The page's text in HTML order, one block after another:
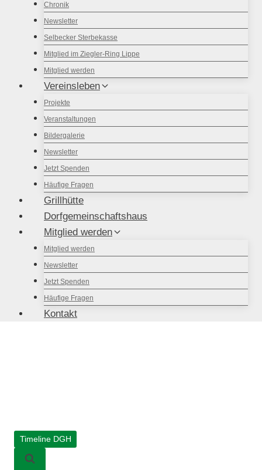
Chronik
Newsletter
Selbecker Sterbekasse
Mitglied im Ziegler-Ring Lippe
Mitglied werden
Vereinsleben
Projekte
Veranstaltungen
Bildergalerie
Newsletter
Jetzt Spenden
Häufige Fragen
Grillhütte
Dorfgemeinschaftshaus
Mitglied werden
Mitglied werden
Newsletter
Jetzt Spenden
Häufige Fragen
Kontakt
Timeline DGH